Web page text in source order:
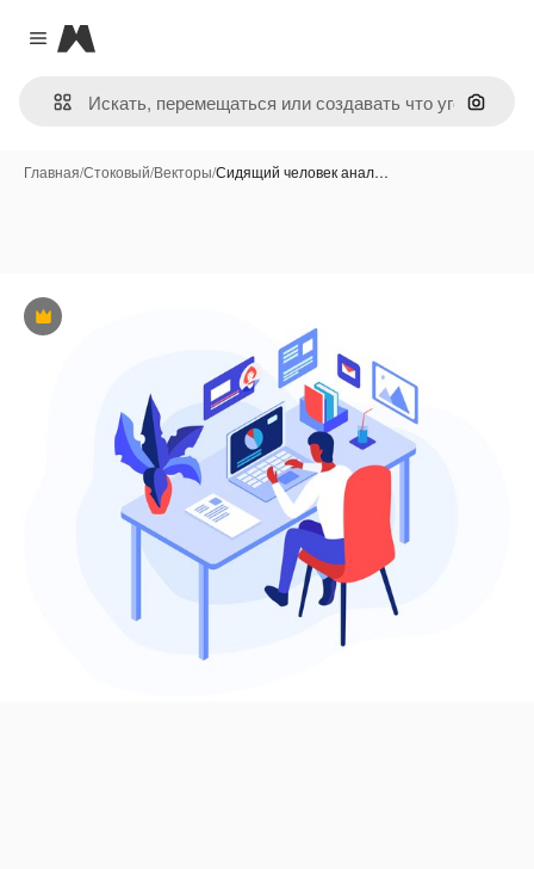
Close menu
Magnific
Поиск
Главная/Стоковый/Векторы/Сидящий человек анал…
Премиум